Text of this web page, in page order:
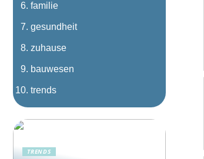
familie
gesundheit
zuhause
bauwesen
trends
TRENDS